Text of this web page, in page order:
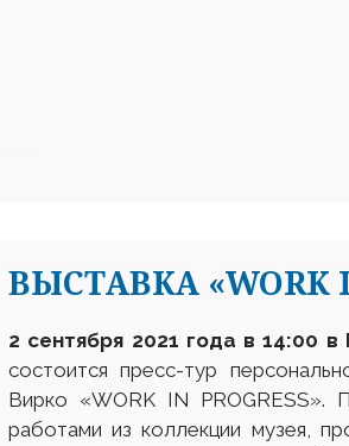
ВЫСТАВКА «WORK
2 сентября 2021 года в 14:00
состоится пресс-тур
Вирко «WORK IN PROGRESS».
работами из коллекции музея,